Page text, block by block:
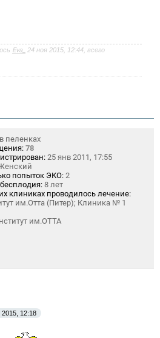
Eva_
24 ноя 2015, 12:44, всего
пеленках
78
25 янв 2011, 17:55
попыток ЭКО: 2
8 лет
клиниках проводилось лечение:
им.Отта (Питер); Клиника № 1
им.ОТТА
2015, 12:18